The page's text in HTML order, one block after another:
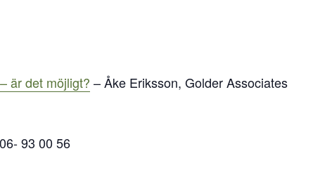
är det möjligt? – Åke Eriksson, Golder Associates
93 00 56